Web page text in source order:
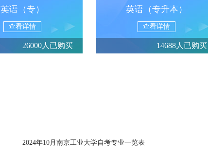
英语（专）
查看详情
26000人已购买
英语（专升本）
查看详情
14688人已购买
2024年10月南京工业大学自考专业一览表